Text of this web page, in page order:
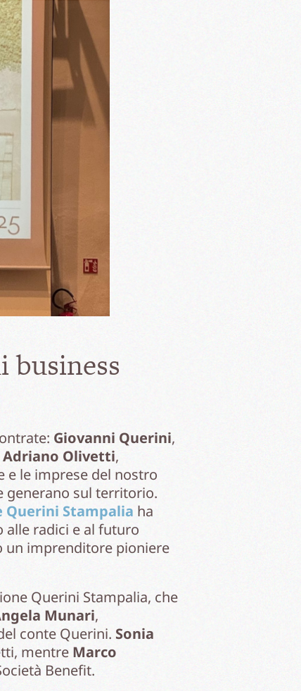
Giovanni Querini,
Adriano Olivetti,
e le imprese del nostro
generano sul territorio.
Querini Stampalia ha
alle radici e al futuro
un imprenditore pioniere
Querini Stampalia, che
Munari,
conte Querini. Sonia
mentre Marco
Benefit.